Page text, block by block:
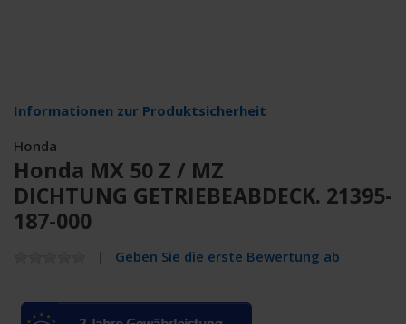
Informationen zur Produktsicherheit
Honda
Honda MX 50 Z / MZ
DICHTUNG GETRIEBEABDECK. 21395-
187-000
Geben Sie die erste Bewertung ab